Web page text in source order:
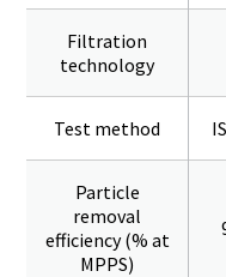
Filtration
technology
Test method
Particle
removal
efficiency (% at
MPPS)